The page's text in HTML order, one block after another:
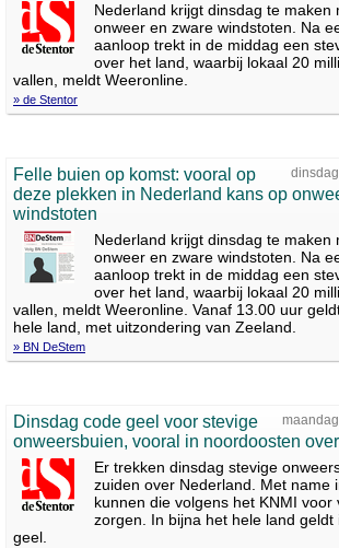
Nederland krijgt dinsdag te maken
onweer en zware windstoten. Na
aanloop trekt in de middag een
over het land, waarbij lokaal 20
vallen, meldt Weeronline.
» de Stentor
Felle buien op komst: vooral op
deze plekken in Nederland kans op
windstoten
Nederland krijgt dinsdag te maken
onweer en zware windstoten. Na
aanloop trekt in de middag een
over het land, waarbij lokaal 20
vallen, meldt Weeronline. Vanaf 13.00 uur
hele land, met uitzondering van Zeeland.
» BN DeStem
Dinsdag code geel voor stevige
onweersbuien, vooral in noordoosten
Er trekken dinsdag stevige
zuiden over Nederland. Met name
kunnen die volgens het KNMI voor
zorgen. In bijna het hele land
geel.